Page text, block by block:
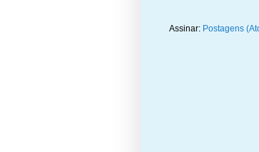
Assinar: Postagens